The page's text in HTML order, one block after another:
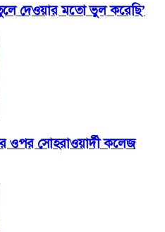
দেওয়ার মতো ভুল করেছি’
ওপর সোহরাওয়ার্দী কলেজ